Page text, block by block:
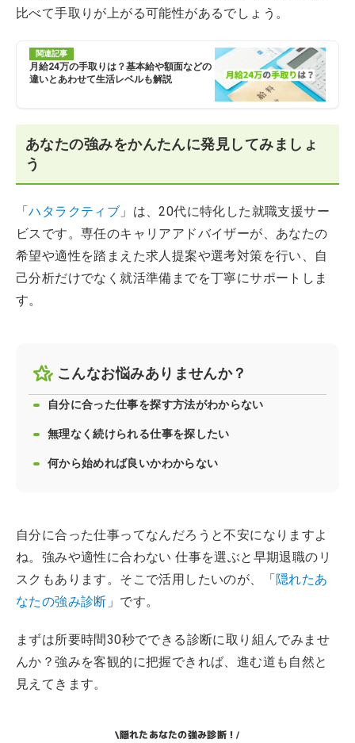
比べて手取りが上がる可能性があるでしょう。
関連記事
月給24万の手取りは？基本給や額面などの
違いとあわせて生活レベルも解説
あなたの強みをかんたんに発見してみましょ
う
「ハタラクティブ 」は、20代に特化した就職支援サー
ビスです。専任のキャリアアドバイザーが、あなたの
希望や適性を踏まえた求人提案や選考対策を行い、自
己分析だけでなく就活準備までを丁寧にサポートしま
す。
こんなお悩みありませんか？
自分に合った仕事を探す方法がわからない
無理なく続けられる仕事を探したい
何から始めれば良いかわからない
自分に合った仕事ってなんだろうと不安になりますよ
ね。強みや適性に合わない 仕事を選ぶと早期退職のリ
スクもあります。そこで活用したいのが、「隠れたあ
なたの強み診断 」です。
まずは所要時間30秒でできる診断に取り組んでみませ
んか？強みを客観的に把握できれば、進む道も自然と
見えてきます。
\隠れたあなたの強み診断！/